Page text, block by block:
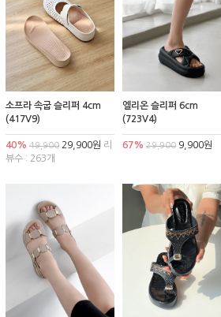
소프라 속굽 슬리퍼 4cm
(417V9)
40% 49,900 29,900원 리
뷰수 : 263개
엘리온 슬리퍼 6cm
(723V4)
67% 29,9009,900원